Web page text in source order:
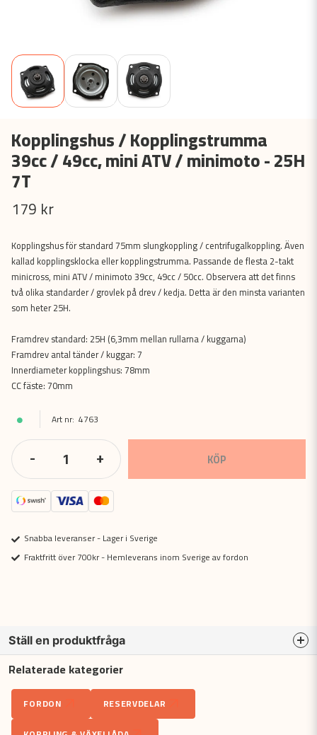
Kopplingshus / Kopplingstrumma
39cc / 49cc, mini ATV / minimoto - 25H
7T
179 kr
Kopplingshus för standard 75mm slungkoppling / centrifugalkoppling. Även
kallad kopplingsklocka eller kopplingstrumma. Passande de flesta 2-takt
minicross, mini ATV / minimoto 39cc, 49cc / 50cc. Observera att det finns
två olika standarder / grovlek på drev / kedja. Detta är den minsta varianten
som heter 25H.
Framdrev standard: 25H (6,3mm mellan rullarna / kuggarna)
Framdrev antal tänder / kuggar: 7
Innerdiameter kopplingshus: 78mm
CC fäste: 70mm
4763
- + KÖP
Snabba leveranser - Lager i Sverige
Fraktfritt över 700kr - Hemleverans inom Sverige av fordon
Ställ en produktfråga
question
Fråga oss något om denna produkten...
Relaterade kategorier
FORDON
RESERVDELAR